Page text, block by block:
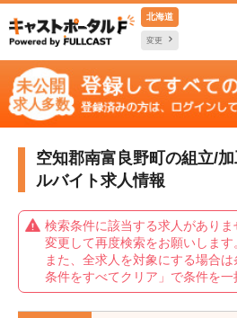
北海道
変更
空知郡南富良野町の組立/
ルバイト求人情報
検索条件に該当する求人があり
変更して再度検索をお願いします
また、全求人を対象にする場合
条件をすべてクリア」で条件を一